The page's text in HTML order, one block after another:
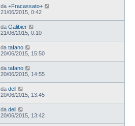
da +Fracassato+
21/06/2015, 0:42
da Galibier
21/06/2015, 0:10
da tafano
20/06/2015, 15:50
da tafano
20/06/2015, 14:55
da dell
20/06/2015, 13:45
da dell
20/06/2015, 13:42